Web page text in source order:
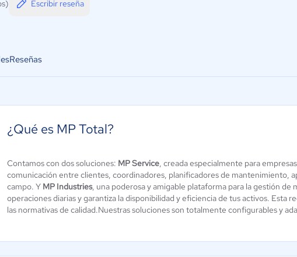
Escribir reseña
Reseñas
Fracttal One
4.3 / 5
eMaint CMMS
4.1 / 5
¿Qué es MP Total?
Contamos con dos soluciones: MP Service, creada especialmente para
comunicación entre clientes, coordinadores, planificadores de mantenimiento,
campo. Y MP Industries, una poderosa y amigable plataforma para la gestión
operaciones diarias y garantiza la disponibilidad y eficiencia de tus activos. Esta
las normativas de calidad.Nuestras soluciones son totalmente configurables y